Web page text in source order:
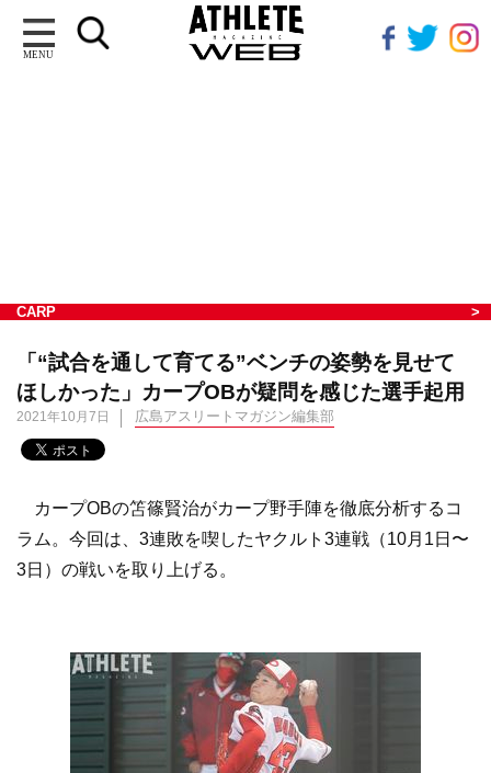
MENU
CARP
「“試合を通して育てる”ベンチの姿勢を見せて
ほしかった」カープOBが疑問を感じた選手起用
2021年10月7日 広島アスリートマガジン編集部
カープOBの笘篠賢治がカープ野手陣を徹底分析するコ
ラム。今回は、3連敗を喫したヤクルト3連戦（10月1日〜
3日）の戦いを取り上げる。